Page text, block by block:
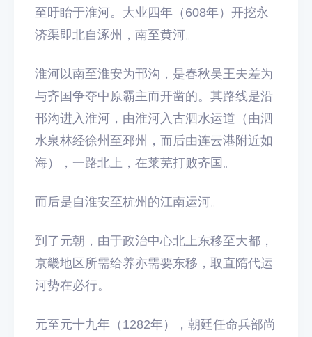
至盱眙于淮河。大业四年（608年）开挖永
济渠即北自涿州，南至黄河。
淮河以南至淮安为邗沟，是春秋吴王夫差为
与齐国争夺中原霸主而开凿的。其路线是沿
邗沟进入淮河，由淮河入古泗水运道（由泗
水泉林经徐州至邳州，而后由连云港附近如
海），一路北上，在莱芜打败齐国。
而后是自淮安至杭州的江南运河。
到了元朝，由于政治中心北上东移至大都，
京畿地区所需给养亦需要东移，取直隋代运
河势在必行。
元至元十九年（1282年），朝廷任命兵部尚